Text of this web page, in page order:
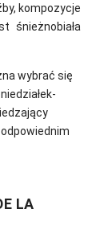
kompozycje
śnieżnobiała
wybrać się
LA